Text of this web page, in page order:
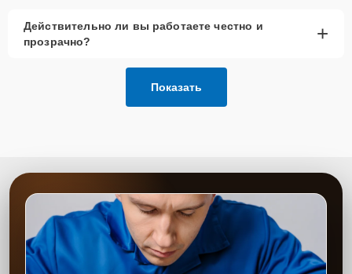
Действительно ли вы работаете честно и
прозрачно?
+
Показать